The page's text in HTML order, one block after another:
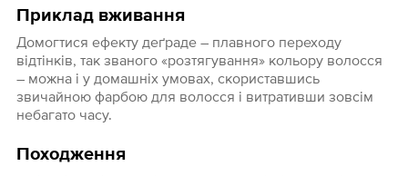
Приклад вживання
Домогтися ефекту деґраде – плавного переходу
відтінків, так званого «розтягування» кольору волосся
– можна і у домашніх умовах, скориставшись
звичайною фарбою для волосся і витративши зовсім
небагато часу.
Походження